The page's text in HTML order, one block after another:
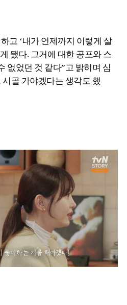
고 ‘내가 언제까지 이렇게 살
됐다. 그거에 대한 공포와 스
없었던 것 같다”고 밝히며 심
골 가야겠다는 생각도 했